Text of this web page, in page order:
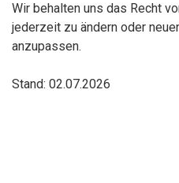
Wir behalten uns das Recht
jederzeit zu ändern oder
anzupassen.
Stand: 02.07.2026